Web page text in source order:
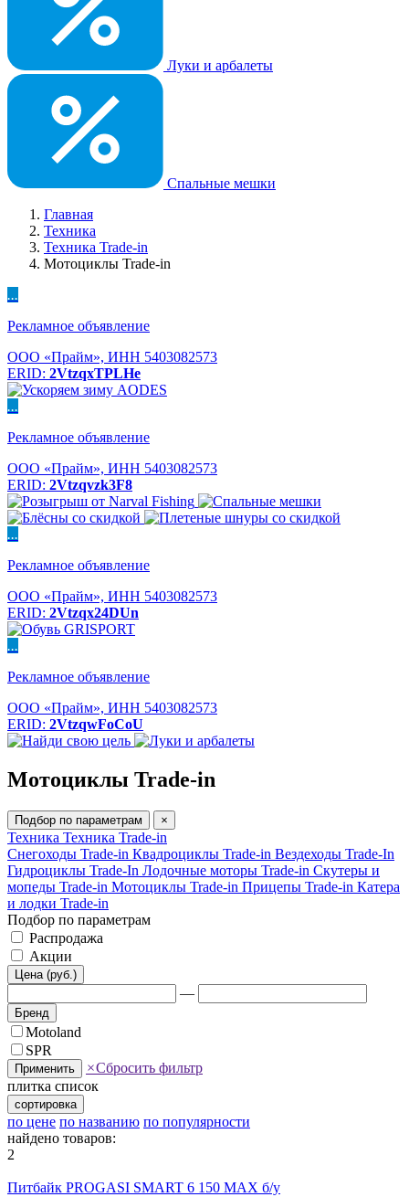
Луки и арбалеты
Спальные мешки
Главная
Техника
Техника Trade-in
Мотоциклы Trade-in
...
Рекламное объявление
ООО «Прайм», ИНН 5403082573
ERID: 2VtzqxTPLHe
...
Рекламное объявление
ООО «Прайм», ИНН 5403082573
ERID: 2Vtzqvzk3F8
...
Рекламное объявление
ООО «Прайм», ИНН 5403082573
ERID: 2Vtzqx24DUn
...
Рекламное объявление
ООО «Прайм», ИНН 5403082573
ERID: 2VtzqwFoCoU
Мотоциклы Trade-in
Подбор по параметрам ×
Техника Техника Trade-in
Снегоходы Trade-in Квадроциклы Trade-in Вездеходы Trade-In
Гидроциклы Trade-In Лодочные моторы Trade-in Скутеры и
мопеды Trade-in Мотоциклы Trade-in Прицепы Trade-in Катера
и лодки Trade-in
Подбор по параметрам
Распродажа
Акции
Цена (руб.)
—
Бренд
Motoland
SPR
Применить ×Сбросить фильтр
плитка список
сортировка
по цене по названию по популярности
найдено товаров:
2
Питбайк PROGASI SMART 6 150 MAX б/у